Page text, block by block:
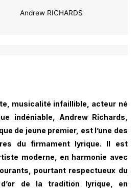
Andrew RICHARDS
musicalité infaillible, acteur né
indéniable, Andrew Richards,
de jeune premier, est l’une des
du firmament lyrique. Il est
moderne, en harmonie avec
pourtant respectueux du
de la tradition lyrique, en